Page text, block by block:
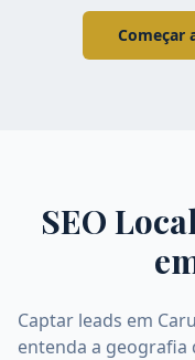
Começar
SEO
Captar leads em
entenda a geografia